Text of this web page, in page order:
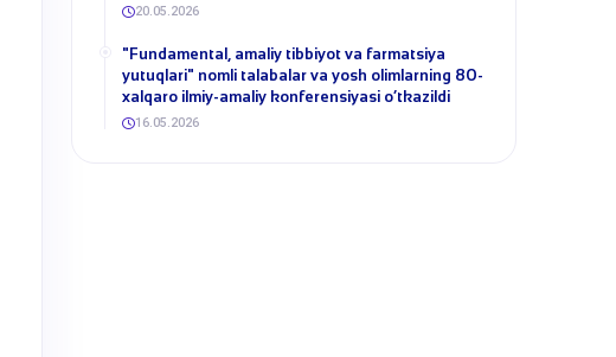
20.05.2026
​"Fundamental, amaliy tibbiyot va farmatsiya
yutuqlari" nomli talabalar va yosh olimlarning 80-
xalqaro ilmiy-amaliy konferensiyasi o‘tkazildi
16.05.2026